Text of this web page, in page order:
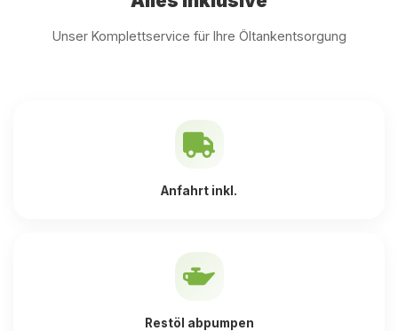
Unser Komplettservice für Ihre Öltankentsorgung
Anfahrt inkl.
Restöl abpumpen